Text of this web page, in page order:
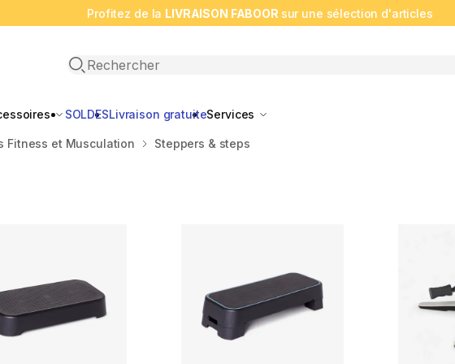
Profitez de la LIVRAISON FABOOR sur une sélection d'articles
Open search
SOLDESLivraison gratuiteServices
Fitness et Musculation Steppers & steps